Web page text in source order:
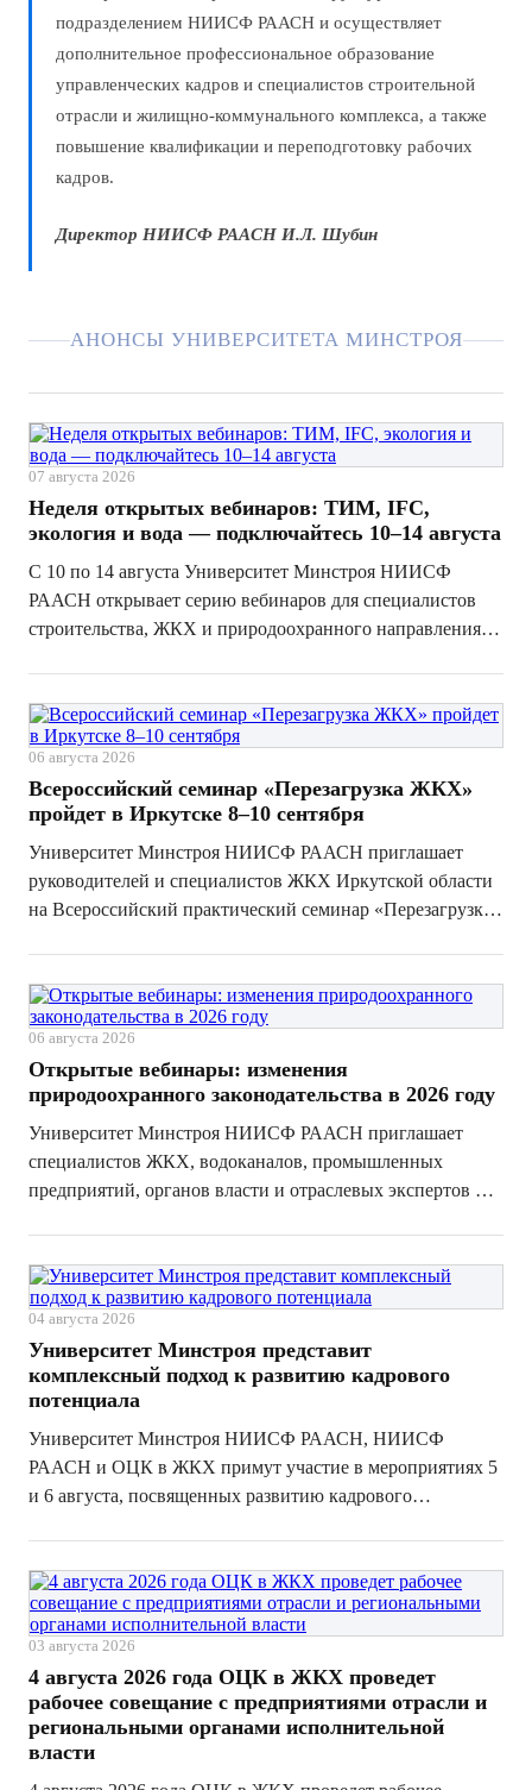
подразделением НИИСФ РААСН и осуществляет
дополнительное профессиональное образование
управленческих кадров и специалистов строительной
отрасли и жилищно-коммунального комплекса, а также
повышение квалификации и переподготовку рабочих
кадров.
Директор НИИСФ РААСН И.Л. Шубин
АНОНСЫ УНИВЕРСИТЕТА МИНСТРОЯ
07 августа 2026
Неделя открытых вебинаров: ТИМ, IFC,
экология и вода — подключайтесь 10–14 августа
С 10 по 14 августа Университет Минстроя НИИСФ
РААСН открывает серию вебинаров для специалистов
строительства, ЖКХ и природоохранного направления.
платежи и водопользование — пр...
06 августа 2026
Всероссийский семинар «Перезагрузка ЖКХ»
пройдет в Иркутске 8–10 сентября
Университет Минстроя НИИСФ РААСН приглашает
руководителей и специалистов ЖКХ Иркутской области
на Всероссийский практический семинар «Перезагрузка
обсудят производительность...
06 августа 2026
Открытые вебинары: изменения
природоохранного законодательства в 2026 году
Университет Минстроя НИИСФ РААСН приглашает
специалистов ЖКХ, водоканалов, промышленных
предприятий, органов власти и отраслевых экспертов на
Участники разберут новые ставки платы за НВОС...
04 августа 2026
Университет Минстроя представит
комплексный подход к развитию кадрового
потенциала
Университет Минстроя НИИСФ РААСН, НИИСФ
РААСН и ОЦК в ЖКХ примут участие в мероприятиях 5
и 6 августа, посвященных развитию кадрового
жилищно-коммунальном хозяйстве. В программе — от...
03 августа 2026
4 августа 2026 года ОЦК в ЖКХ проведет
рабочее совещание с предприятиями отрасли и
региональными органами исполнительной
власти